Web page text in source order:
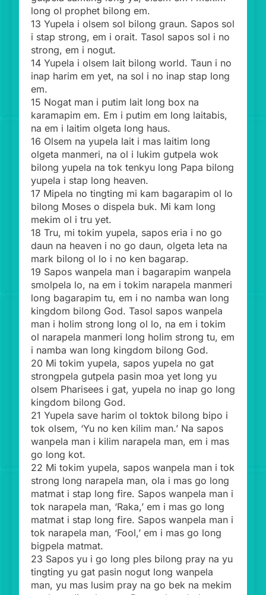
long ol prophet bilong em.
13 Yupela i olsem sol bilong graun. Sapos sol
i stap strong, em i orait. Tasol sapos sol i no
strong, em i nogut.
14 Yupela i olsem lait bilong world. Taun i no
inap harim em yet, na sol i no inap stap long
em.
15 Nogat man i putim lait long box na
karamapim em. Em i putim em long laitabis,
na em i laitim olgeta long haus.
16 Olsem na yupela lait i mas laitim long
olgeta manmeri, na ol i lukim gutpela wok
bilong yupela na tok tenkyu long Papa bilong
yupela i stap long heaven.
17 Mipela no tingting mi kam bagarapim ol lo
bilong Moses o dispela buk. Mi kam long
mekim ol i tru yet.
18 Tru, mi tokim yupela, sapos eria i no go
daun na heaven i no go daun, olgeta leta na
mark bilong ol lo i no ken bagarap.
19 Sapos wanpela man i bagarapim wanpela
smolpela lo, na em i tokim narapela manmeri
long bagarapim tu, em i no namba wan long
kingdom bilong God. Tasol sapos wanpela
man i holim strong long ol lo, na em i tokim
ol narapela manmeri long holim strong tu, em
i namba wan long kingdom bilong God.
20 Mi tokim yupela, sapos yupela no gat
strongpela gutpela pasin moa yet long yu
olsem Pharisees i gat, yupela no inap go long
kingdom bilong God.
21 Yupela save harim ol toktok bilong bipo i
tok olsem, ‘Yu no ken kilim man.’ Na sapos
wanpela man i kilim narapela man, em i mas
go long kot.
22 Mi tokim yupela, sapos wanpela man i tok
strong long narapela man, ola i mas go long
matmat i stap long fire. Sapos wanpela man i
tok narapela man, ‘Raka,’ em i mas go long
matmat i stap long fire. Sapos wanpela man i
tok narapela man, ‘Fool,’ em i mas go long
bigpela matmat.
23 Sapos yu i go long ples bilong pray na yu
tingting yu gat pasin nogut long wanpela
man, yu mas lusim pray na go bek na mekim